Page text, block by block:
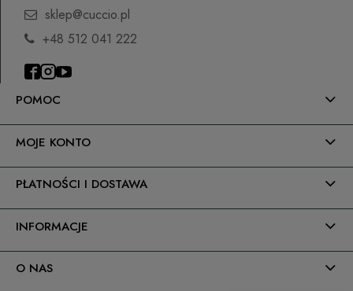
+359887430661
Importer
P.H. NEXT Maciej Wojnarowski
42 61 68 555
POMOC
MOJE KONTO
PŁATNOŚCI I DOSTAWA
INFORMACJE
O NAS
sklep@cuccio.pl
+48 512 041 222